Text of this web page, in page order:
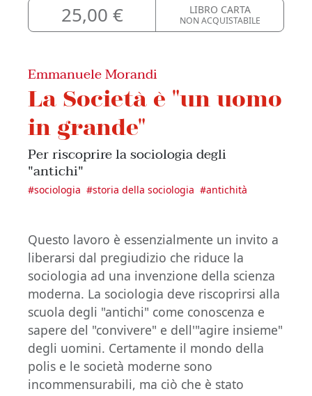
25,00 € LIBRO CARTA
NON ACQUISTABILE
Emmanuele Morandi
La Società è "un uomo
in grande"
Per riscoprire la sociologia degli
"antichi"
#sociologia #storia della sociologia #antichità
Questo lavoro è essenzialmente un invito a
liberarsi dal pregiudizio che riduce la
sociologia ad una invenzione della scienza
moderna. La sociologia deve riscoprirsi alla
scuola degli "antichi" come conoscenza e
sapere del "convivere" e dell'"agire insieme"
degli uomini. Certamente il mondo della
polis e le società moderne sono
incommensurabili, ma ciò che è stato